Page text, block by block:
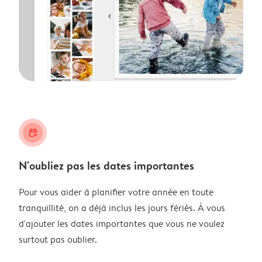
calendar_plus
N'oubliez pas les dates importantes
Pour vous aider à planifier votre année en toute
tranquillité, on a déjà inclus les jours fériés. À vous
d'ajouter les dates importantes que vous ne voulez
surtout pas oublier.